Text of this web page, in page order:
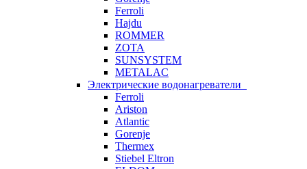
Ferroli
Hajdu
ROMMER
ZOTA
SUNSYSTEM
METALAC
Электрические водонагреватели
Ferroli
Ariston
Atlantic
Gorenje
Thermex
Stiebel Eltron